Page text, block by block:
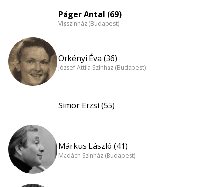
Páger Antal (69)
Vígszínház (Budapest)
Örkényi Éva (36)
József Attila Színház (Budapest)
Simor Erzsi (55)
Márkus László (41)
Madách Színház (Budapest)